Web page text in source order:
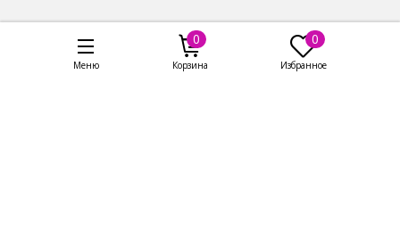
Меню
0
Корзина
0
Избранное